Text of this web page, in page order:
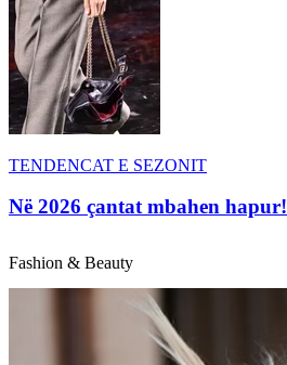
TENDENCAT E SEZONIT
Në 2026 çantat mbahen hapur!
Fashion & Beauty